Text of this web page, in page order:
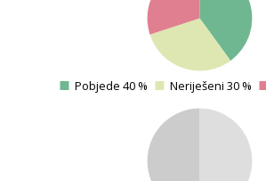
0
Pobjede 40 % Neriješeni 30 %